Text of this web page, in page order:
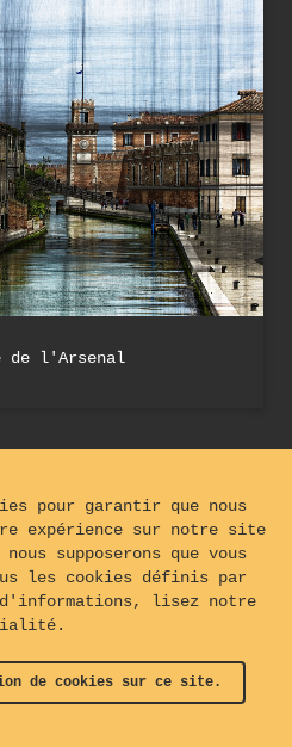
de l'Arsenal
pour garantir que nous
expérience sur notre site
supposerons que vous
les cookies définis par
lisez notre
de cookies sur ce site.